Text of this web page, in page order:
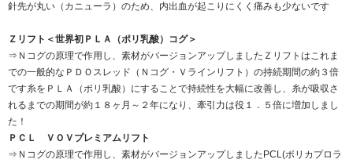
針先が丸い（カニューラ）のため、内出血が起こりにくく痛みも少ないです
Ｚリフト＜世界初ＰＬＡ（ポリ乳酸）コグ＞
⇒Ｎコグの原理で作用し、素材がバージョンアップしましたＺリフトはこれま
での一般的なＰＤＯスレッド（Ｎコグ・Ｖラインリフト）の持続期間の約３倍
です糸をＰＬＡ（ポリ乳酸）にすることで持続性を大幅に改善し、糸が吸収さ
れるまでの期間が約１８ヶ月～２年になり、牽引力は役１．５倍に増加しまし
た！
ＰＣＬ ＶＯＶプレミアムリフト
⇒Ｎコグの原理で作用し、素材がバージョンアップしましたPCL(ポリカプロラ